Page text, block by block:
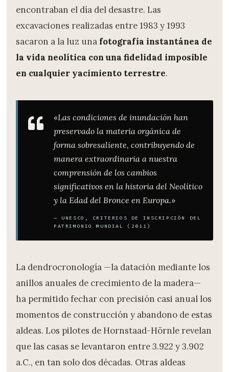
encontraban el día del desastre. Las
excavaciones realizadas entre 1983 y 1993
sacaron a la luz una fotografía instantánea de
la vida neolítica con una fidelidad imposible
en cualquier yacimiento terrestre.
«Las condiciones de inundación han
preservado la materia orgánica de
forma sobresaliente, contribuyendo de
manera extraordinaria a nuestra
comprensión de los cambios
significativos en la historia del Neolítico
y la Edad del Bronce en Europa.»
— UNESCO, CRITERIOS DE INSCRIPCIÓN DEL
PATRIMONIO MUNDIAL (2011)
La dendrocronología —la datación mediante los
anillos anuales de crecimiento de la madera—
ha permitido fechar con precisión casi anual los
momentos de construcción y abandono de estas
aldeas. Los pilotes de Hornstaad-Hörnle revelan
que las casas se levantaron entre 3.922 y 3.902
a.C., en tan solo dos décadas. Otras aldeas